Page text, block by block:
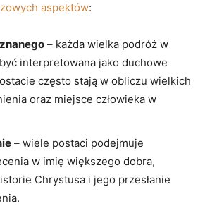
aspektów:
– każda wielka podróż w
interpretowana jako duchowe
często stają w obliczu wielkich
oraz miejsce człowieka w
– wiele postaci podejmuje
w imię większego dobra,
Chrystusa i jego przesłanie